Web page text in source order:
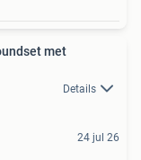
met
Details
24 jul 26